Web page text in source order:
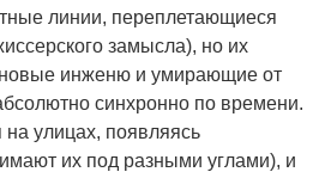
линии, переплетающиеся
замысла), но их
инженю и умирающие от
синхронно по времени.
улицах, появляясь
их под разными углами), и